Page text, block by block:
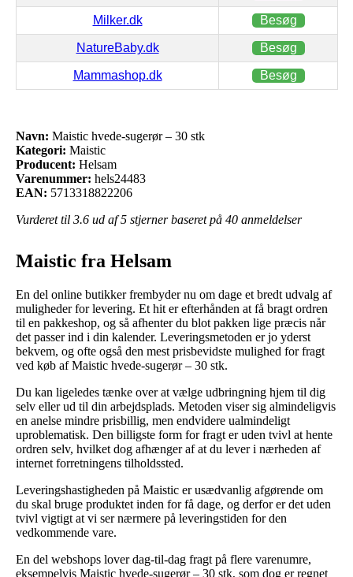
Milker.dk Besøg
NatureBaby.dk Besøg
Mammashop.dk Besøg
Navn: Maistic hvede-sugerør – 30 stk
Kategori: Maistic
Producent: Helsam
Varenummer: hels24483
EAN: 5713318822206
Vurderet til 3.6 ud af 5 stjerner baseret på 40 anmeldelser
Maistic fra Helsam
En del online butikker frembyder nu om dage et bredt udvalg af
muligheder for levering. Et hit er efterhånden at få bragt ordren
til en pakkeshop, og så afhenter du blot pakken lige præcis når
det passer ind i din kalender. Leveringsmetoden er jo yderst
bekvem, og ofte også den mest prisbevidste mulighed for fragt
ved køb af Maistic hvede-sugerør – 30 stk.
Du kan ligeledes tænke over at vælge udbringning hjem til dig
selv eller ud til din arbejdsplads. Metoden viser sig almindeligvis
en anelse mindre prisbillig, men endvidere ualmindeligt
uproblematisk. Den billigste form for fragt er uden tvivl at hente
ordren selv, hvilket dog afhænger af at du lever i nærheden af
internet forretningens tilholdssted.
Leveringshastigheden på Maistic er usædvanlig afgørende om
du skal bruge produktet inden for få dage, og derfor er det uden
tvivl vigtigt at vi ser nærmere på leveringstiden for den
vedkommende vare.
En del webshops lover dag-til-dag fragt på flere varenumre,
eksempelvis Maistic hvede-sugerør – 30 stk, som dog er regnet